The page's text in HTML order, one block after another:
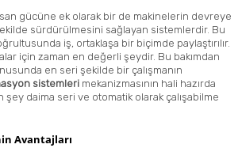
gücüne ek olarak bir de makinelerin devreye
sürdürülmesini sağlayan sistemlerdir. Bu
iş, ortaklaşa bir biçimde paylaştırılır.
için zaman en değerli şeydir. Bu bakımdan
en seri şekilde bir çalışmanın
sistemleri mekanizmasının hali hazırda
daima seri ve otomatik olarak çalışabilme
Avantajları